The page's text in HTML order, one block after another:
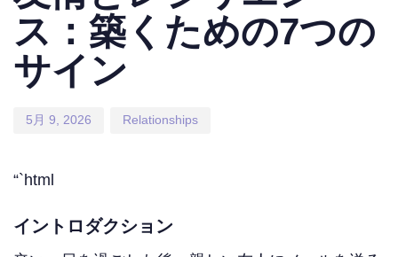
ス：築くための7つの
サイン
5月 9, 2026 Relationships
“`html
イントロダクション